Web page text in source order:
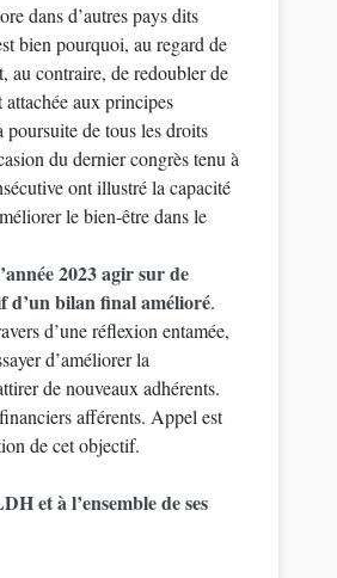
dans d’autres pays dits
bien pourquoi, au regard de
au contraire, de redoubler de
aux principes
de tous les droits
du dernier congrès tenu à
ont illustré la capacité
le bien-être dans le
2023 agir sur de
d’un bilan final amélioré.
d’une réflexion entamée,
d’améliorer la
de nouveaux adhérents.
afférents. Appel est
de cet objectif.
et à l’ensemble de ses